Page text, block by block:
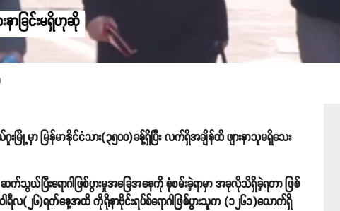
နာခြင်းမရှိဟုဆို
းမြို့မှာ မြန်မာနိုင်ငံသား(၃၅၀၀)ခန့်ရှိပြီး လက်ရှိအချိန်ထိ ဖျားနာသူမရှိသေး
ဆက်သွယ်ပြီးရောဂါဖြစ်ပွားမှုအခြေအနေကို စုံစမ်းခဲ့ရာမှာ အခုလိုသိရှိခဲ့ရတာ ဖြစ်
ရီလ(၂၆)ရက်နေ့အထိ ကိုရိုနာဗိုင်းရပ်စ်ရောဂါဖြစ်ပွားသူက (၁၂၆၁)ယောက်ရှိ